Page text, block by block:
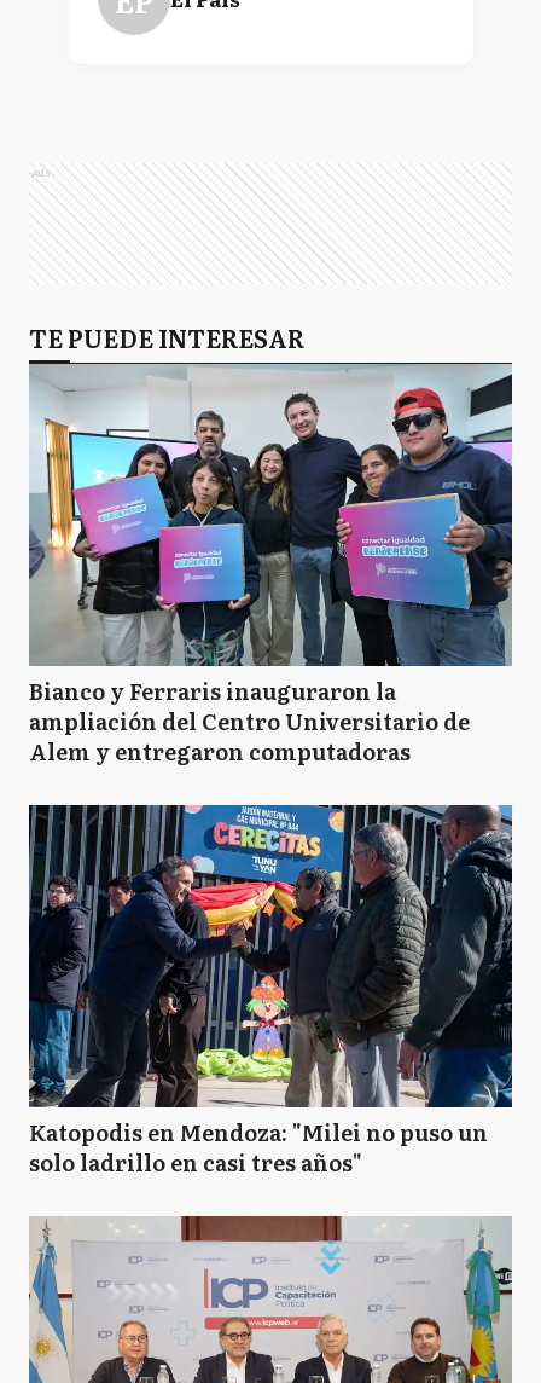
Ads
TE PUEDE INTERESAR
Bianco y Ferraris inauguraron la
ampliación del Centro Universitario de
Alem y entregaron computadoras
Katopodis en Mendoza: "Milei no puso un
solo ladrillo en casi tres años"